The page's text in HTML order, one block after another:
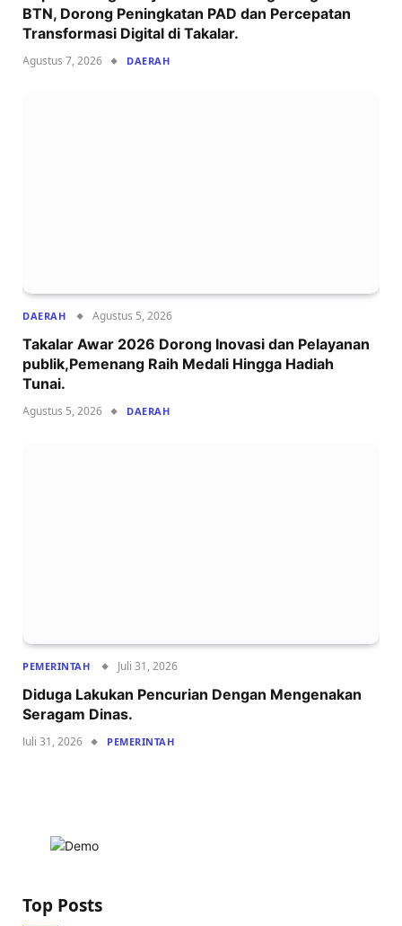
BTN, Dorong Peningkatan PAD dan Percepatan
Transformasi Digital di Takalar.
Agustus 7, 2026 DAERAH
DAERAH Agustus 5, 2026
Takalar Awar 2026 Dorong Inovasi dan Pelayanan
publik,Pemenang Raih Medali Hingga Hadiah
Tunai.
Agustus 5, 2026 DAERAH
PEMERINTAH Juli 31, 2026
Diduga Lakukan Pencurian Dengan Mengenakan
Seragam Dinas.
Juli 31, 2026 PEMERINTAH
Top Posts